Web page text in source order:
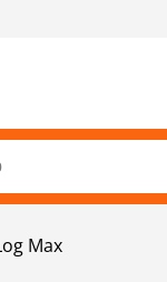
Max